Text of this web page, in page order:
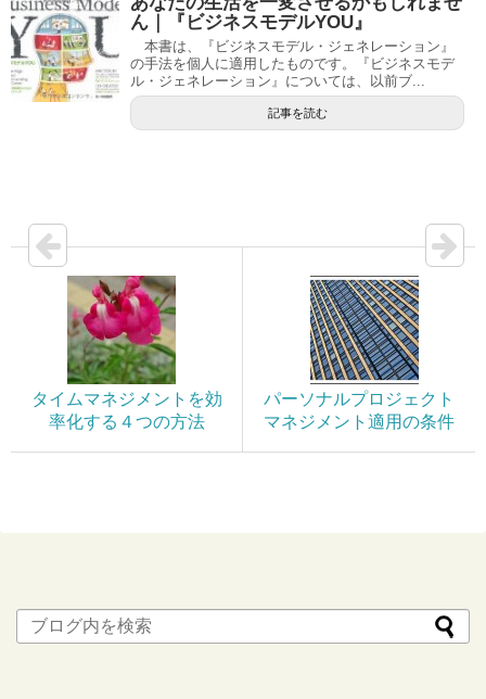
ん｜『ビジネスモデルYOU』
本書は、『ビジネスモデル・ジェネレーション』
の手法を個人に適用したものです。『ビジネスモデ
ル・ジェネレーション』については、以前ブ...
記事を読む
タイムマネジメントを効
率化する４つの方法
パーソナルプロジェクト
マネジメント適用の条件